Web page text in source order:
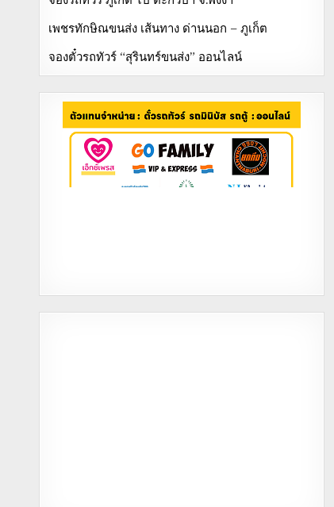
เพชรทักษิณขนส่ง เส้นทาง ด่านนอก – ภูเก็ต
จองตั๋วรถทัวร์ “สุรินทร์ขนส่ง” ออนไลน์